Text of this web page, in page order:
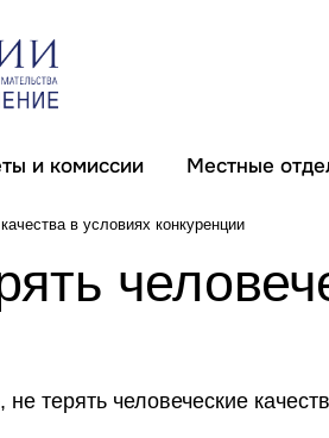
и комиссии Местные
в условиях конкуренции